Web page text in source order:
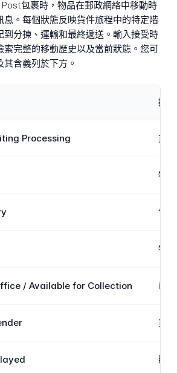
包裹時，物品在郵政網絡中移動時
息。每個狀態反映貨件旅程中的特定階
到分揀、運輸和最終遞送。輸入接受時
索完整的移動歷史以及當前狀態。您可
含義列於下方。
描述
Processing 貨
物
包
物
/ Available for Collection 已
貨
臨